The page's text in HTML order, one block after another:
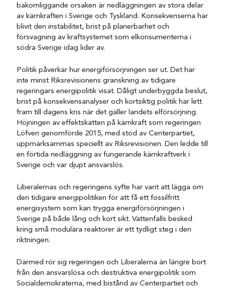
bakomliggande orsaken är nedläggningen av stora delar
av kärnkraften i Sverige och Tyskland. Konsekvenserna har
blivit den instabilitet, brist på planerbarhet och
försvagning av kraftsystemet som elkonsumenterna i
södra Sverige idag lider av.
Politik påverkar hur energiförsörjningen ser ut. Det har
inte minst Riksrevisionens granskning av tidigare
regeringars energipolitik visat. Dåligt underbyggda beslut,
brist på konsekvensanalyser och kortsiktig politik har lett
fram till dagens kris när det gäller landets elförsörjning.
Höjningen av effektskatten på kärnkraft som regeringen
Löfven genomförde 2015, med stöd av Centerpartiet,
uppmärksammas speciellt av Riksrevisionen. Den ledde till
en förtida nedläggning av fungerande kärnkraftverk i
Sverige och var djupt ansvarslös.
Liberalernas och regeringens syfte har varit att lägga om
den tidigare energipolitiken för att få ett fossilfritt
energisystem som kan trygga energiförsörjningen i
Sverige på både lång och kort sikt. Vattenfalls besked
kring små modulära reaktorer är ett tydligt steg i den
riktningen.
Därmed rör sig regeringen och Liberalerna än längre bort
från den ansvarslösa och destruktiva energipolitik som
Socialdemokraterna, med bistånd av Centerpartiet och